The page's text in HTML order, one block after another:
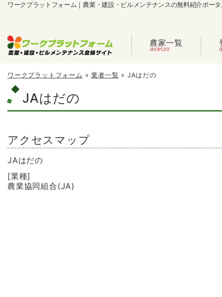
ワークプラットフォーム｜農業・建設・ビルメンテナンスの無料紹介ポー
農家一覧
ワークプラットフォーム »業者一覧 » JAはだの
JAはだの
アクセスマップ
JAはだの
[業種]
農業協同組合(JA)